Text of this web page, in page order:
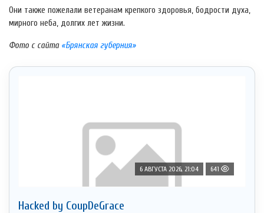
Они также пожелали ветеранам крепкого здоровья, бодрости духа,
мирного неба, долгих лет жизни.
Фото с сайта «Брянская губерния»
6 АВГУСТА 2026, 21:04 641
Hacked by CoupDeGrace